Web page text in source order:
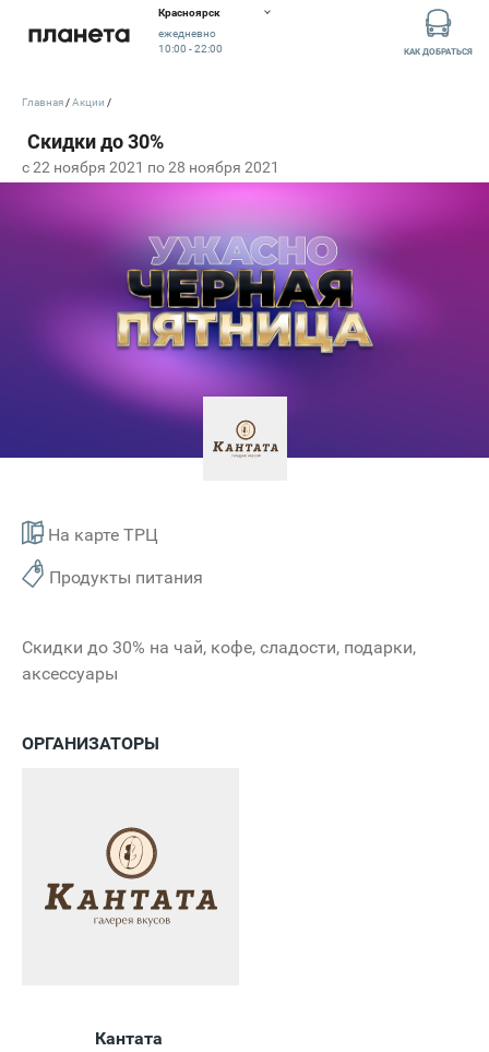
Красноярск
ежедневно
10:00 - 22:00
КАК ДОБРАТЬСЯ
c 22 ноября 2021 по 28 ноября 2021
На карте ТРЦ
Продукты питания
Главная Акции
Скидки до 30% на чай, кофе, сладости, подарки,
аксессуары
ОРГАНИЗАТОРЫ
Кантата